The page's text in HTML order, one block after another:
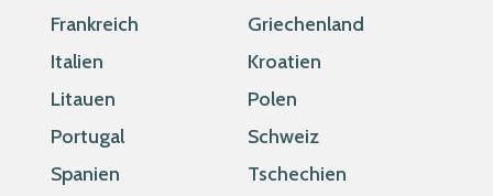
Frankreich
Griechenland
Italien
Kroatien
Litauen
Polen
Portugal
Schweiz
Spanien
Tschechien